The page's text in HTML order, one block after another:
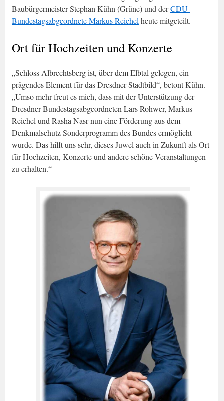
Baubürgermeister Stephan Kühn (Grüne) und derCDU-
Bundestagsabgeordnete Markus Reichel heute mitgeteilt.
Ort für Hochzeiten und Konzerte
„Schloss Albrechtsberg ist, über dem Elbtal gelegen, ein
prägendes Element für das Dresdner Stadtbild“, betont Kühn.
„Umso mehr freut es mich, dass mit der Unterstützung der
Dresdner Bundestagsabgeordneten Lars Rohwer, Markus
Reichel und Rasha Nasr nun eine Förderung aus dem
Denkmalschutz Sonderprogramm des Bundes ermöglicht
wurde. Das hilft uns sehr, dieses Juwel auch in Zukunft als Ort
für Hochzeiten, Konzerte und andere schöne Veranstaltungen
zu erhalten.“